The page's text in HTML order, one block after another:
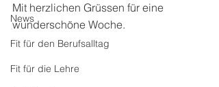
News
Fit für den Berufsalltag
Fit für die Lehre
Mit herzlichen Grüssen für eine
wunderschöne Woche.